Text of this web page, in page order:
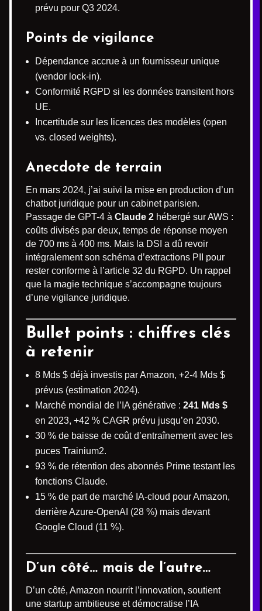
prévu pour Q3 2024.
Points de vigilance
Dépendance accrue à un fournisseur unique
(vendor lock-in).
Conformité RGPD si les données transitent hors
UE.
Incertitude sur les licences des modèles (open
vs. closed weights).
Anecdote de terrain
En mars 2024, j’ai suivi la mise en production d’un
chatbot juridique pour un cabinet parisien.
Passage de GPT-4 à Claude 2 hébergé sur AWS :
coûts divisés par deux, temps de réponse moyen
de 700 ms à 400 ms. Mais la DSI a dû revoir
intégralement son schéma d’extractions PII pour
rester conforme à l’article 32 du RGPD. Un rappel
que la magie technique s’accompagne toujours
d’une vigilance juridique.
Bullet points : chiffres clés
à retenir
8 Mds $ déjà investis par Amazon, +2-4 Mds $
prévus (estimation 2024).
Marché mondial de l’IA générative : 241 Mds $
en 2023, +42 % CAGR prévu jusqu’en 2030.
30 % de baisse de coût d’entraînement avec les
puces Trainium2.
93 % de rétention des abonnés Prime testant les
fonctions Claude.
15 % de part de marché IA-cloud pour Amazon,
derrière Azure-OpenAI (28 %) mais devant
Google Cloud (11 %).
D’un côté… mais de l’autre…
D’un côté, Amazon nourrit l’innovation, soutient
une startup ambitieuse et démocratise l’IA